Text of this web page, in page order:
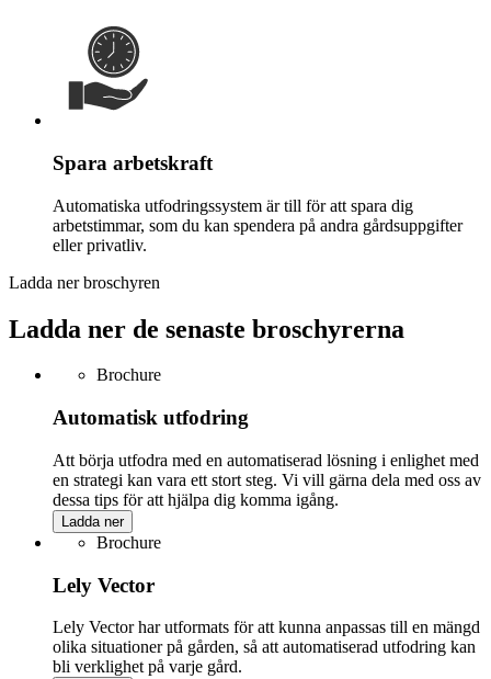
Spara arbetskraft
Automatiska utfodringssystem är till för att spara dig
arbetstimmar, som du kan spendera på andra gårdsuppgifter
eller privatliv.
Ladda ner broschyren
Ladda ner de senaste broschyrerna
Brochure
Automatisk utfodring
Att börja utfodra med en automatiserad lösning i enlighet med
en strategi kan vara ett stort steg. Vi vill gärna dela med oss av
dessa tips för att hjälpa dig komma igång.
Ladda ner
Brochure
Lely Vector
Lely Vector har utformats för att kunna anpassas till en mängd
olika situationer på gården, så att automatiserad utfodring kan
bli verklighet på varje gård.